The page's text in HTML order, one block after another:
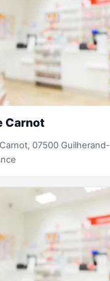
Carnot
07500 Guilherand-